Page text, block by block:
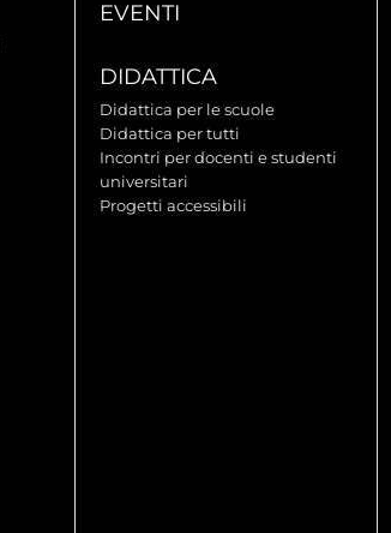
EVENTI
DIDATTICA
Didattica per le scuole
Didattica per tutti
Incontri per docenti e studenti
universitari
Progetti accessibili